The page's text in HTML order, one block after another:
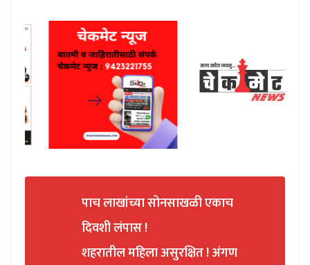
पाच लाखांच्या सोनसाखळी एकाच
दिवशी लंपास !
शहरातील महिला असुरक्षित ! अंगण